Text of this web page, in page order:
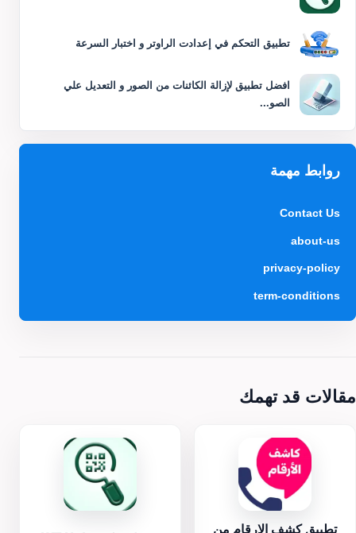
تطبيق التحكم في إعدادت الراوتر و اختبار السرعة
افضل تطبيق لإزالة الكائنات من الصور و التعديل علي
الصو...
روابط مهمة
Contact Us
about-us
privacy-policy
term-conditions
مقالات قد تهمك
تطبيق كشف الارقام من